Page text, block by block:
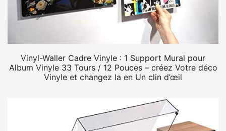
Vinyl-Waller Cadre Vinyle : 1 Support Mural pour
Album Vinyle 33 Tours / 12 Pouces – créez Votre déco
Vinyle et changez la en Un clin d’œil